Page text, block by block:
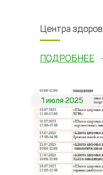
Центра
ПОДРОБНЕЕ
1 июля 2025